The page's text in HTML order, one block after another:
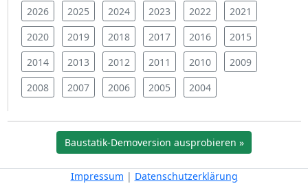
2026 2025 2024 2023 2022
2021
2020
2019 2018 2017 2016
2015
2014
2013 2012 2011 2010
2009
2008
2007 2006 2005 2004
Baustatik-Demoversion ausprobieren »
Impressum | Datenschutzerklärung